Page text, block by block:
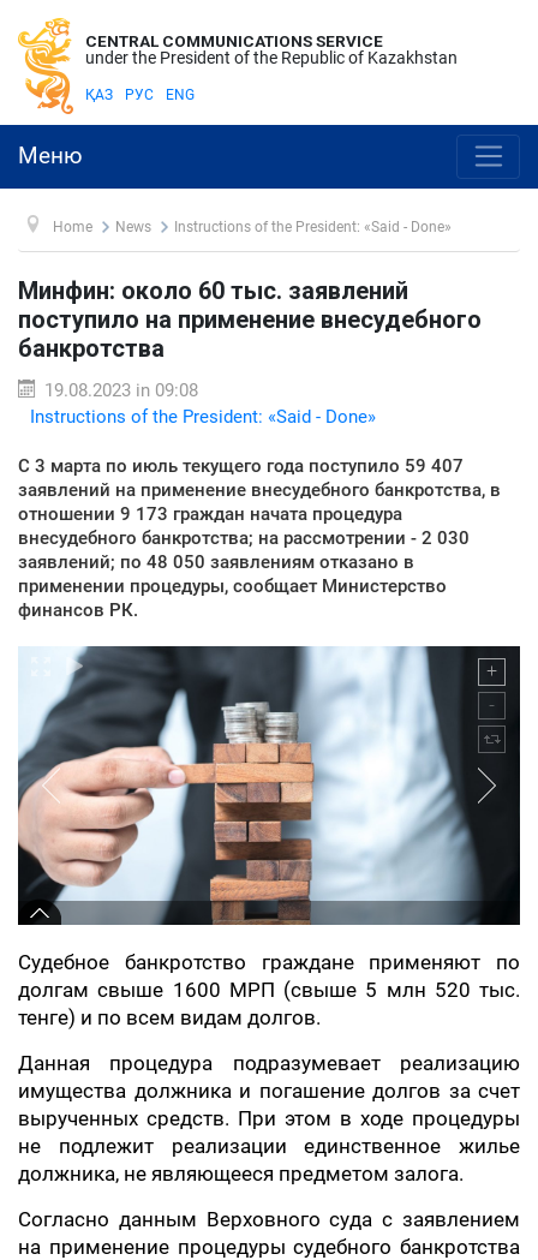
CENTRAL COMMUNICATIONS SERVICE
under the President of the Republic of Kazakhstan
ҚАЗ РУС ENG
Меню
Home News Instructions of the President: «Said - Done»
Минфин: около 60 тыс. заявлений
поступило на применение внесудебного
банкротства
19.08.2023 in 09:08
Instructions of the President: «Said - Done»
С 3 марта по июль текущего года поступило 59 407
заявлений на применение внесудебного банкротства, в
отношении 9 173 граждан начата процедура
внесудебного банкротства; на рассмотрении - 2 030
заявлений; по 48 050 заявлениям отказано в
применении процедуры, сообщает Министерство
финансов РК.
Судебное банкротство граждане применяют по
долгам свыше 1600 МРП (свыше 5 млн 520 тыс.
тенге) и по всем видам долгов.
Данная процедура подразумевает реализацию
имущества должника и погашение долгов за счет
вырученных средств. При этом в ходе процедуры
не подлежит реализации единственное жилье
должника, не являющееся предметом залога.
Согласно данным Верховного суда с заявлением
на применение процедуры судебного банкротства